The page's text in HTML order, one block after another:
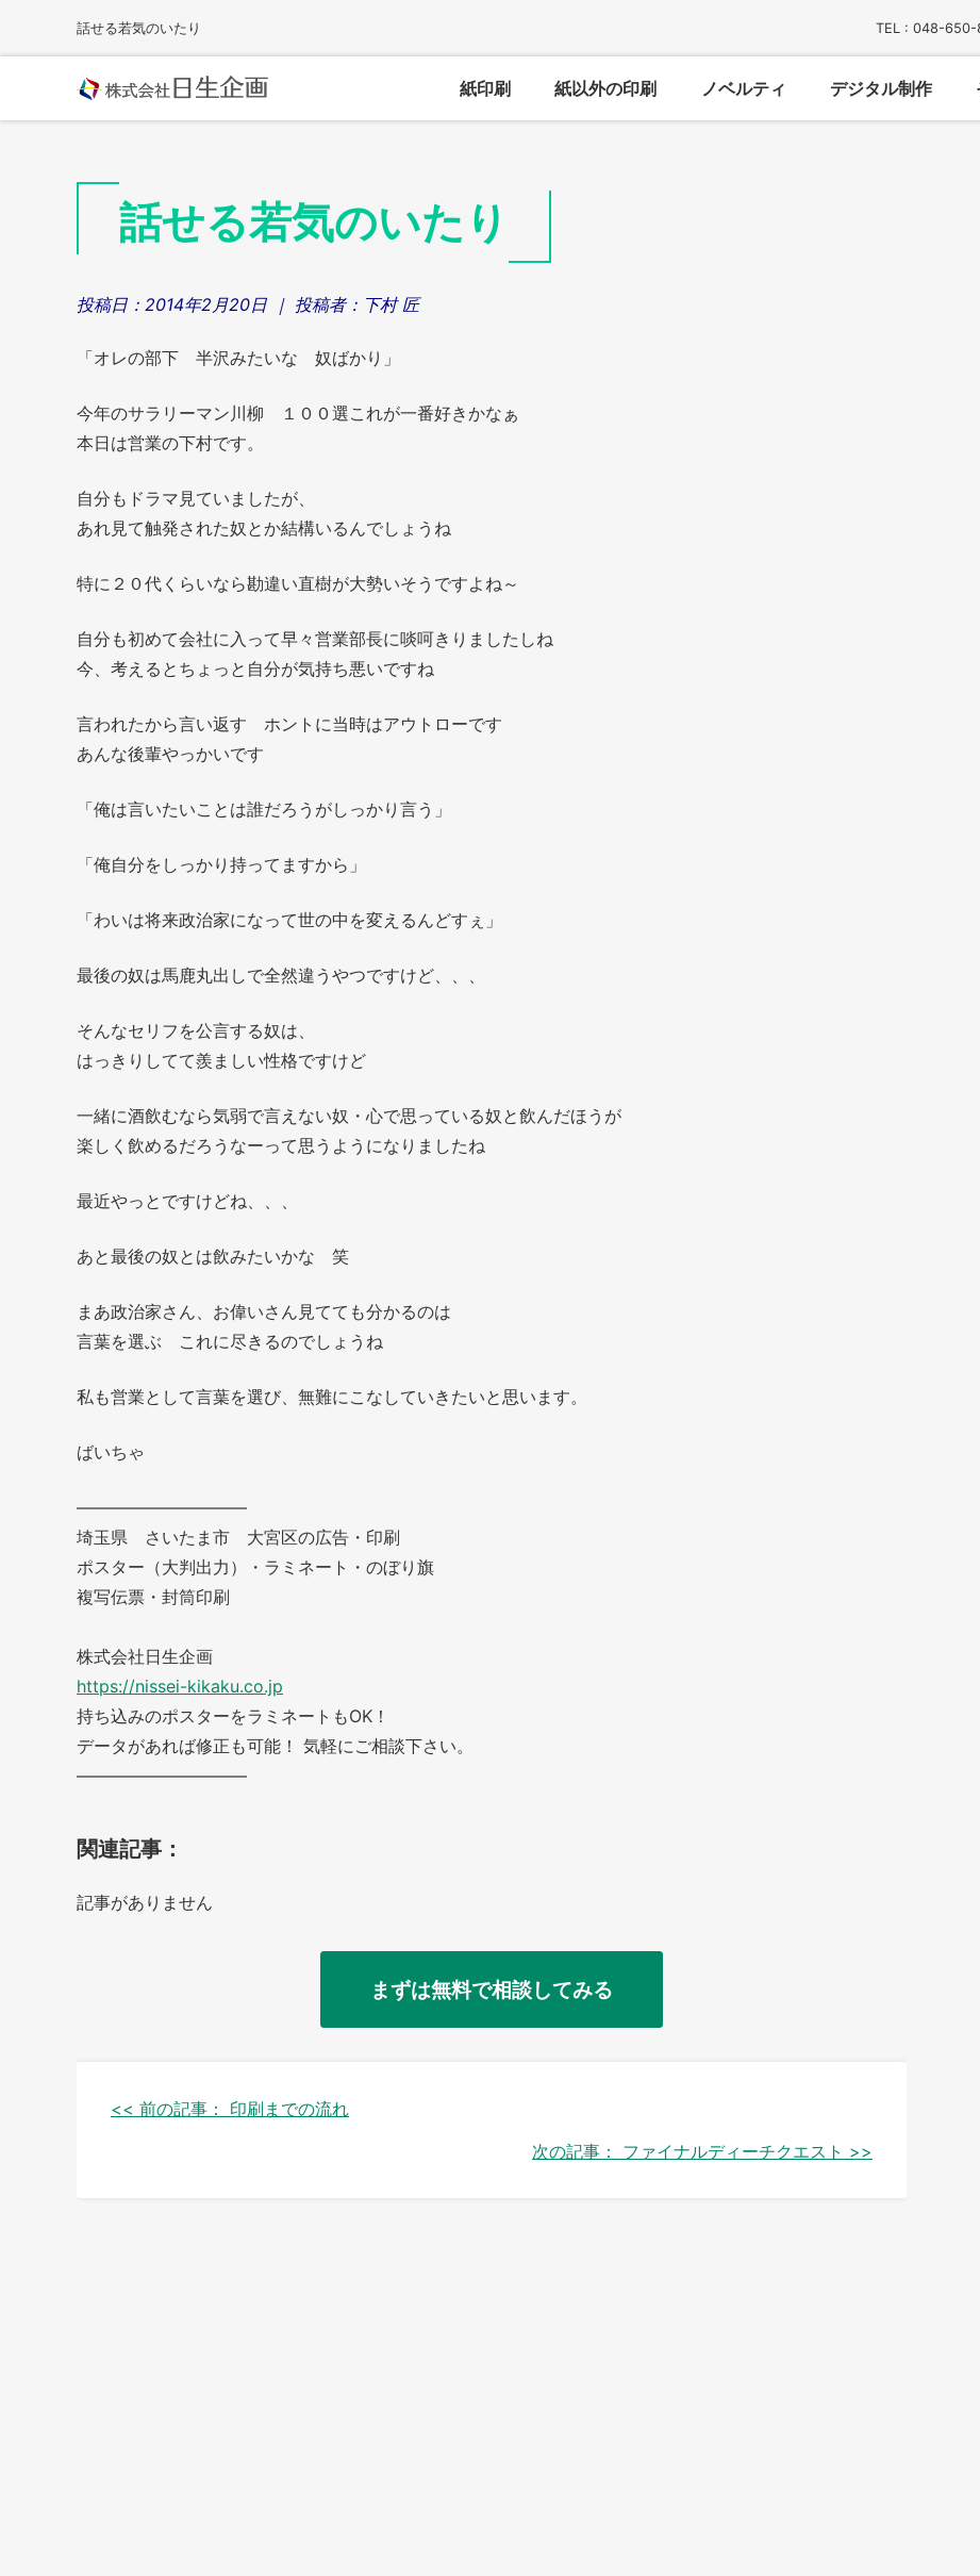
content
話せる若気のいたり TEL : 048-
紙印刷 紙以外の印刷 ノベルティ デジタル制作
話せる若気のいたり
投稿日： 2014年2月20日 ｜ 投稿者： 下村 匠
「オレの部下 半沢みたいな 奴ばかり」
今年のサラリーマン川柳 １００選これが一番好きかなぁ
本日は営業の下村です。
自分もドラマ見ていましたが、
あれ見て触発された奴とか結構いるんでしょうね
特に２０代くらいなら勘違い直樹が大勢いそうですよね～
自分も初めて会社に入って早々営業部長に啖呵きりましたしね
今、考えるとちょっと自分が気持ち悪いですね
言われたから言い返す ホントに当時はアウトローです
あんな後輩やっかいです
「俺は言いたいことは誰だろうがしっかり言う」
「俺自分をしっかり持ってますから」
「わいは将来政治家になって世の中を変えるんどすぇ」
最後の奴は馬鹿丸出しで全然違うやつですけど、、、
そんなセリフを公言する奴は、
はっきりしてて羨ましい性格ですけど
一緒に酒飲むなら気弱で言えない奴・心で思っている奴と飲んだほうが
楽しく飲めるだろうなーって思うようになりましたね
最近やっとですけどね、、、
あと最後の奴とは飲みたいかな 笑
まあ政治家さん、お偉いさん見てても分かるのは
言葉を選ぶ これに尽きるのでしょうね
私も営業として言葉を選び、無難にこなしていきたいと思います。
ばいちゃ
——————————
埼玉県 さいたま市 大宮区の広告・印刷
ポスター（大判出力）・ラミネート・のぼり旗
複写伝票・封筒印刷
株式会社日生企画
https://nissei-kikaku.co.jp
持ち込みのポスターをラミネートもOK！
データがあれば修正も可能！ 気軽にご相談下さい。
——————————
関連記事：
記事がありません
まずは無料で相談してみる
投
<< 前の記事：
印刷までの流れ
次の記事：
ファイナルディーチクエスト >>